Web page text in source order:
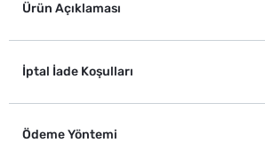
Ürün Açıklaması
İptal İade Koşulları
Ödeme Yöntemi